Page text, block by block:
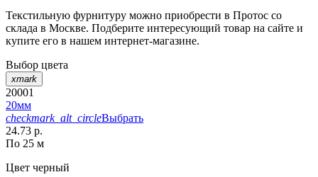
Текстильную фурнитуру можно приобрести в Протос со
склада в Москве. Подберите интересующий товар на сайте и
купите его в нашем интернет-магазине.
Выбор цвета
xmark
20001
20мм
checkmark_alt_circleВыбрать
24.73 р.
По 25 м
Цвет черный